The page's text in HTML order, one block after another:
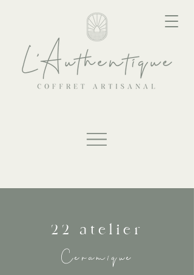
22 atelier
Ceramique